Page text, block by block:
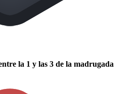
la 1 y las 3 de la madrugada